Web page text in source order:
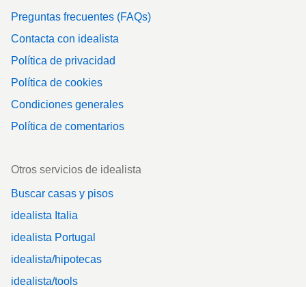
Preguntas frecuentes (FAQs)
Contacta con idealista
Política de privacidad
Política de cookies
Condiciones generales
Política de comentarios
Otros servicios de idealista
Buscar casas y pisos
idealista Italia
idealista Portugal
idealista/hipotecas
idealista/tools